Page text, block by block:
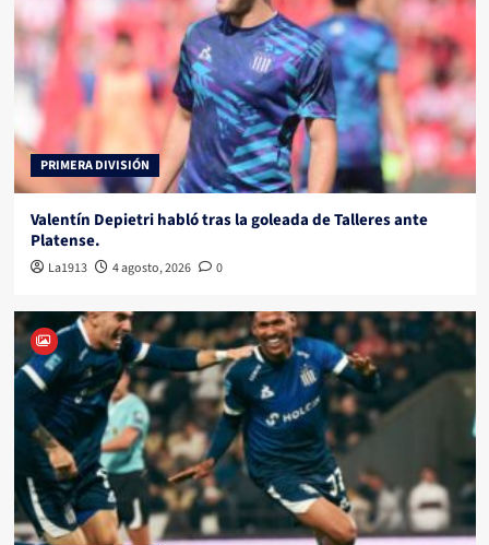
PRIMERA DIVISIÓN
Valentín Depietri habló tras la goleada de Talleres ante
Platense.
La1913 4 agosto, 2026 0